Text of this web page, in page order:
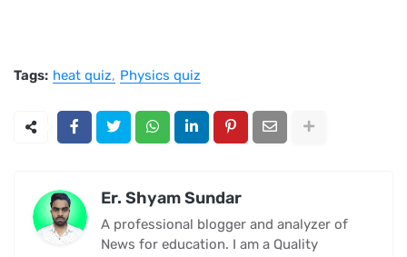
Tags: heat quiz Physics quiz
Er. Shyam Sundar
A professional blogger and analyzer of
News for education. I am a Quality